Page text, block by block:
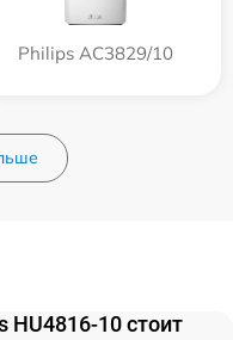
Philips AC3829/10
10 стоит